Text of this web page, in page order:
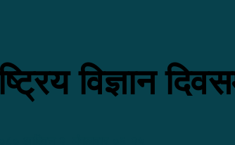
विज्ञान
आश्विन २, मंगलवार ०६:२५